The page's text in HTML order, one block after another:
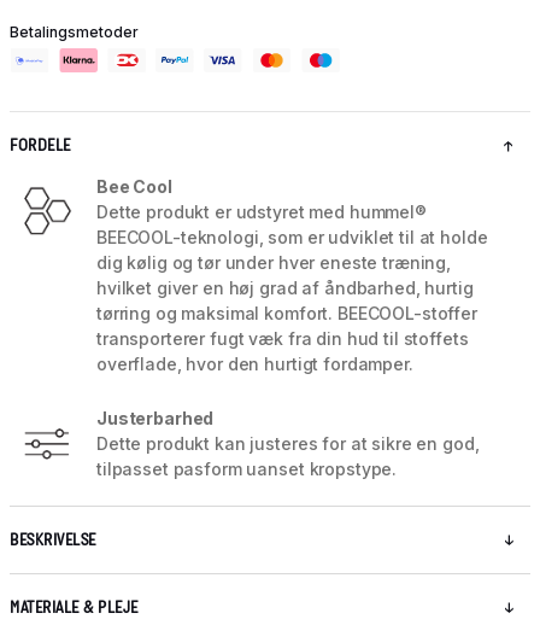
Betalingsmetoder
FORDELE
Bee Cool
Dette produkt er udstyret med hummel®
BEECOOL-teknologi, som er udviklet til at holde
dig kølig og tør under hver eneste træning,
hvilket giver en høj grad af åndbarhed, hurtig
tørring og maksimal komfort. BEECOOL-stoffer
transporterer fugt væk fra din hud til stoffets
overflade, hvor den hurtigt fordamper.
Justerbarhed
Dette produkt kan justeres for at sikre en god,
tilpasset pasform uanset kropstype.
BESKRIVELSE
MATERIALE & PLEJE